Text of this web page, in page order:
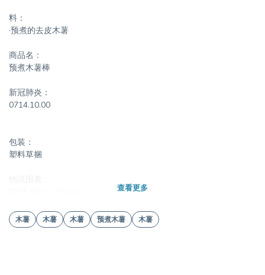
料：
·预煮的去皮木薯
商品名：
预煮木薯棒
新冠肺炎：
0714.10.00
包装：
塑料草捆
有效性：
12 个月
查看更多
木薯 木薯 木薯 预煮木薯 木薯